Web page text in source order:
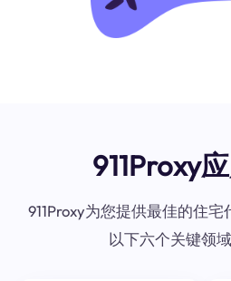
911Proxy
911Proxy为您提供最佳的住
以下六个关键领